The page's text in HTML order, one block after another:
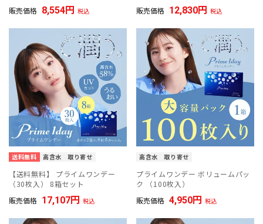
販売価格 8,554 税込
販売価格 12,830 税込
送料無料 高含水 取り寄せ
【送料無料】 プライムワンデー
（30枚入） 8箱セット
販売価格 17,107 税込
高含水 取り寄せ
プライムワンデー ボリュームパッ
ク （100枚入）
販売価格 4,950 税込